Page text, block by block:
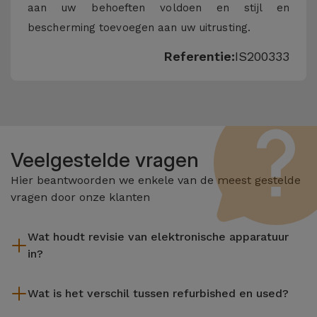
aan uw behoeften voldoen en stijl en
bescherming toevoegen aan uw uitrusting.
Referentie:IS200333
Veelgestelde vragen
Hier beantwoorden we enkele van de meest gestelde
vragen door onze klanten
Wat houdt revisie van elektronische apparatuur
in?
reiniging, en niet te vergeten het repareren van elk defect
Wat is het verschil tussen refurbished en used?